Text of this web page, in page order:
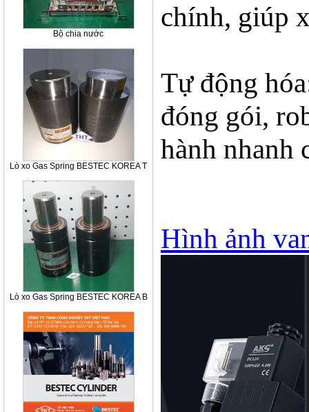
Bộ chia nước
Lò xo Gas Spring BESTEC KOREA T
Lò xo Gas Spring BESTEC KOREA B
chính, giúp
Tự động
đóng gói,
hành nhanh
Hình ảnh